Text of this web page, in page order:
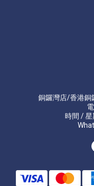
銅鑼灣店/香港銅
時間 / 星